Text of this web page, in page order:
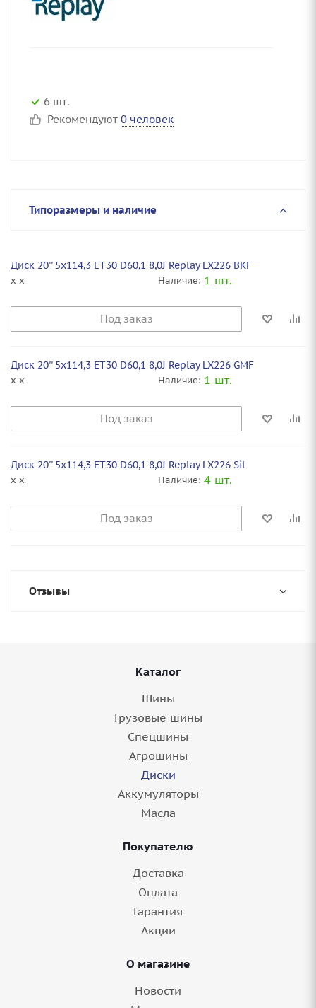
6 шт.
Рекомендуют 0 человек
Типоразмеры и наличие
Диск 20'' 5x114,3 ET30 D60,1 8,0J Replay LX226 BKF
x x Наличие: 1 шт.
Под заказ
Диск 20'' 5x114,3 ET30 D60,1 8,0J Replay LX226 GMF
x x Наличие: 1 шт.
Под заказ
Диск 20'' 5x114,3 ET30 D60,1 8,0J Replay LX226 Sil
x x Наличие: 4 шт.
Под заказ
Отзывы
Каталог
Шины
Грузовые шины
Спецшины
Агрошины
Диски
Аккумуляторы
Масла
Покупателю
Доставка
Оплата
Гарантия
Акции
О магазине
Новости